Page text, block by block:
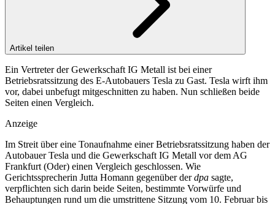
Artikel teilen
Ein Vertreter der Gewerkschaft IG Metall ist bei einer
Betriebsratssitzung des E-Autobauers Tesla zu Gast. Tesla wirft ihm
vor, dabei unbefugt mitgeschnitten zu haben. Nun schließen beide
Seiten einen Vergleich.
Anzeige
Im Streit über eine Tonaufnahme einer Betriebsratssitzung haben der
Autobauer Tesla und die Gewerkschaft IG Metall vor dem AG
Frankfurt (Oder) einen Vergleich geschlossen. Wie
Gerichtssprecherin Jutta Homann gegenüber derdpa sagte,
verpflichten sich darin beide Seiten, bestimmte Vorwürfe und
Behauptungen rund um die umstrittene Sitzung vom 10. Februar bis